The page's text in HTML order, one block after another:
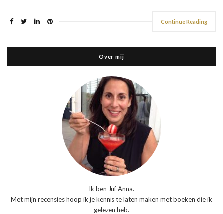
Continue Reading
Over mij
Ik ben Juf Anna.
Met mijn recensies hoop ik je kennis te laten maken met boeken die ik
gelezen heb.